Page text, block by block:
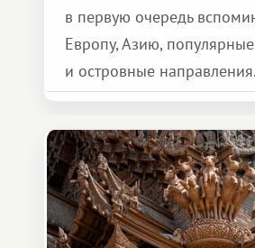
в первую очередь
Европу, Азию,
и островные
возможности обменной
значительно шире. Среди
и Африка — континент,
способен подарить
формат путешествия.